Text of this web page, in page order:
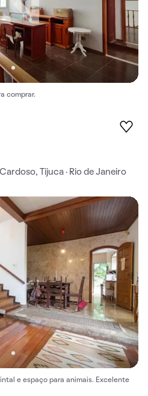
comprar.
Tijuca · Rio de Janeiro
e espaço para animais. Excelente